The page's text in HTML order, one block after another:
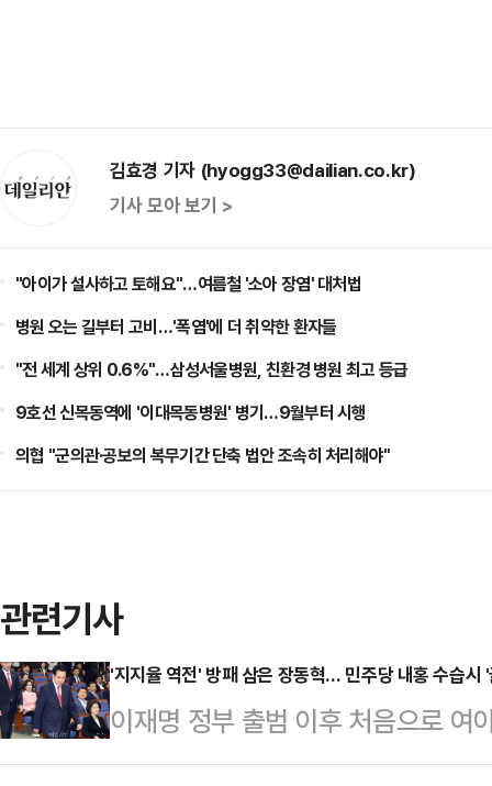
김효경 기자 (hyogg33@dailian.co.kr)
기사 모아 보기 >
"아이가 설사하고 토해요"…여름철 '소아 장염' 대처법
병원 오는 길부터 고비…'폭염'에 더 취약한 환자들
"전 세계 상위 0.6%"…삼성서울병원, 친환경 병원 최고 등급
9호선 신목동역에 '이대목동병원' 병기…9월부터 시행
의협 "군의관·공보의 복무기간 단축 법안 조속히 처리해야"
관련기사
'지지율 역전' 방패 삼은 장동혁… 민주당 내홍 수습시
이재명 정부 출범 이후 처음으로 여
가가 엇갈리고 있다. 장동혁 대표의